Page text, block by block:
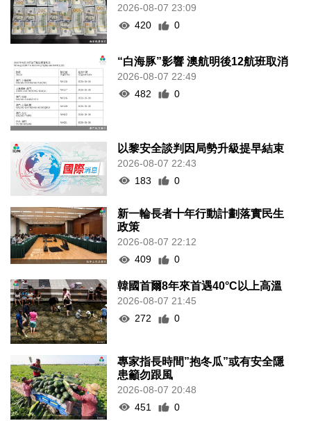
2026-08-07 23:09
420
0
“白海豚”影響 澳航明後12航班取消
2026-08-07 22:49
482
0
以黎安全談判因局勢升級提早結束
2026-08-07 22:43
183
0
新一輪長者十年行動計劃落實民生
政策
2026-08-07 22:12
409
0
韓國首爾8年來首遇40°C以上高溫
2026-08-07 21:45
272
0
專家指長時間”抱冬瓜”或有安全隱
患籲勿跟風
2026-08-07 20:48
451
0